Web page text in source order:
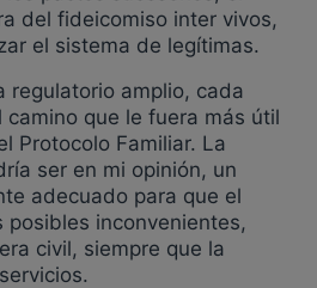
del fideicomiso inter vivos,
el sistema de legítimas.
regulatorio amplio, cada
que le fuera más útil
Protocolo Familiar. La
ser en mi opinión, un
adecuado para que el
posibles inconvenientes,
civil, siempre que la